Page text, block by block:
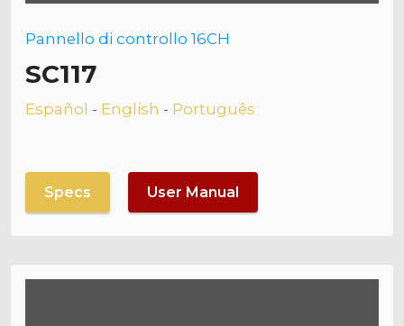
Pannello di controllo 16CH
SC117
Español - English - Português
Specs User Manual